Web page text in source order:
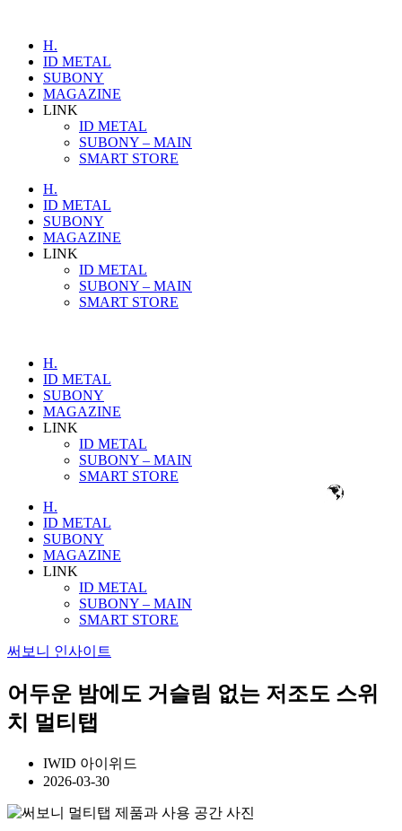
H.
ID METAL
SUBONY
MAGAZINE
LINK
ID METAL
SUBONY – MAIN
SMART STORE
H.
ID METAL
SUBONY
MAGAZINE
LINK
ID METAL
SUBONY – MAIN
SMART STORE
H.
ID METAL
SUBONY
MAGAZINE
LINK
ID METAL
SUBONY – MAIN
SMART STORE
H.
ID METAL
SUBONY
MAGAZINE
LINK
ID METAL
SUBONY – MAIN
SMART STORE
써보니 인사이트
어두운 밤에도 거슬림 없는 저조도 스위
치 멀티탭
IWID 아이위드
2026-03-30